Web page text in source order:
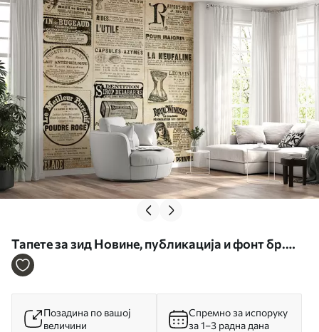
Тапете за зид Новине, публикација и фонт бр.
u56680
Позадина по вашој
величини
Спремно за испоруку
за 1–3 радна дана